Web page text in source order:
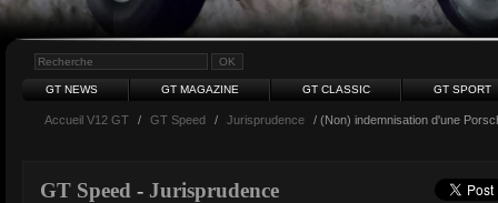
GT NEWS GT MAGAZINE GT CLASSIC GT SPORT
Accueil V12 GT / GT Speed / Jurisprudence / (Non) indemnisation d'une
GT Speed - Jurisprudence